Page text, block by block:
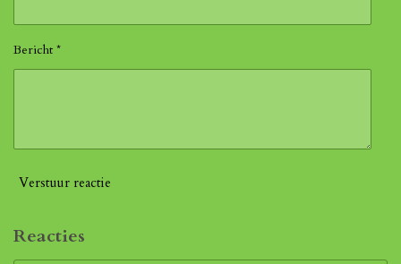
Bericht *
Verstuur reactie
Reacties